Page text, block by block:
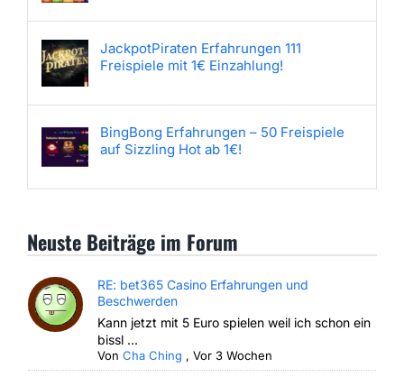
JackpotPiraten Erfahrungen 111
Freispiele mit 1€ Einzahlung!
BingBong Erfahrungen – 50 Freispiele
auf Sizzling Hot ab 1€!
Neuste Beiträge im Forum
RE: bet365 Casino Erfahrungen und
Beschwerden
Kann jetzt mit 5 Euro spielen weil ich schon ein
bissl ...
VonCha Ching ,Vor 3 Wochen